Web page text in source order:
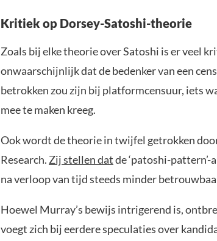
Kritiek op Dorsey-Satoshi-theorie
Zoals bij elke theorie over Satoshi is er veel
onwaarschijnlijk dat de bedenker van een
betrokken zou zijn bij platformcensuur, iets
mee te maken kreeg.
Ook wordt de theorie in twijfel getrokken
Research. Zij stellen datde ‘patoshi-pattern’-
na verloop van tijd steeds minder
Hoewel Murray’s bewijs intrigerend is,
voegt zich bij eerdere speculaties over